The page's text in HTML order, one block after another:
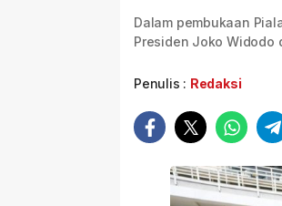
Dalam pembukaan
Presiden Joko Widodo
Penulis : Redaksi